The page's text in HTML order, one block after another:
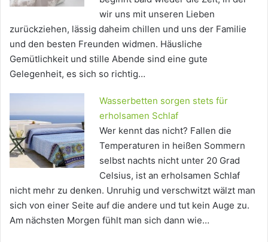
wir uns mit unseren Lieben
zurückziehen, lässig daheim chillen und uns der Familie
und den besten Freunden widmen. Häusliche
Gemütlichkeit und stille Abende sind eine gute
Gelegenheit, es sich so richtig…
Wasserbetten sorgen stets für
erholsamen Schlaf
Wer kennt das nicht? Fallen die
Temperaturen in heißen Sommern
selbst nachts nicht unter 20 Grad
Celsius, ist an erholsamen Schlaf
nicht mehr zu denken. Unruhig und verschwitzt wälzt man
sich von einer Seite auf die andere und tut kein Auge zu.
Am nächsten Morgen fühlt man sich dann wie…